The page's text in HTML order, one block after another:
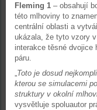
Fleming 1 – obsahují
této mlhoviny to
centrální oblasti a
ukázala, že tyto vzory
interakce těsné dvojice
páru.
„Toto je dosud
kterou se simulacemi
struktury v okolní
vysvětluje spoluautor